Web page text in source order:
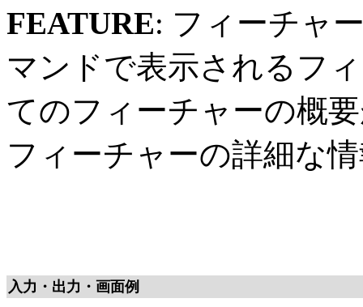
FEATURE: フィーチャ
マンドで表示されるフ
てのフィーチャーの概
フィーチャーの詳細な
入力・出力・画面例